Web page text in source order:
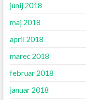
junij 2018
maj 2018
april 2018
marec 2018
februar 2018
januar 2018